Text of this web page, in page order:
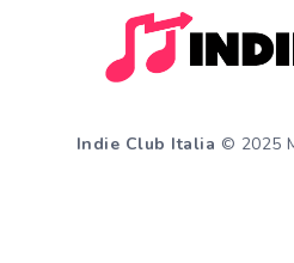
Indie Club Italia © 2025